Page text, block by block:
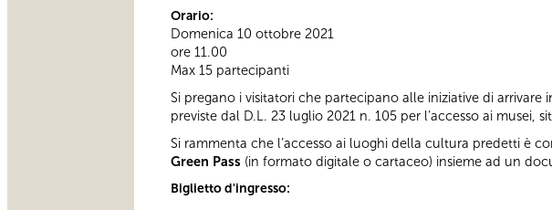
Orario:
Domenica 10 ottobre 2021
ore 11.00
Max 15 partecipanti
Si pregano i visitatori che partecipano alle iniziative di
previste dal D.L. 23 luglio 2021 n. 105 per l’accesso ai
Si rammenta che l’accesso ai luoghi della cultura predetti è
Green Pass (in formato digitale o cartaceo) insieme ad un
Biglietto d'ingresso: